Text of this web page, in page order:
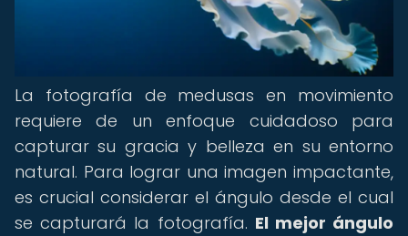
La fotografía de medusas en movimiento
requiere de un enfoque cuidadoso para
capturar su gracia y belleza en su entorno
natural. Para lograr una imagen impactante,
es crucial considerar el ángulo desde el cual
se capturará la fotografía. El mejor ángulo